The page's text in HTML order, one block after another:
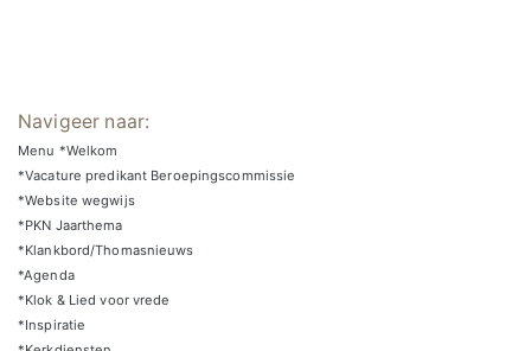
Navigeer naar:
Menu *Welkom
*Vacature predikant Beroepingscommissie
*Website wegwijs
*PKN Jaarthema
*Klankbord/Thomasnieuws
*Agenda
*Klok & Lied voor vrede
*Inspiratie